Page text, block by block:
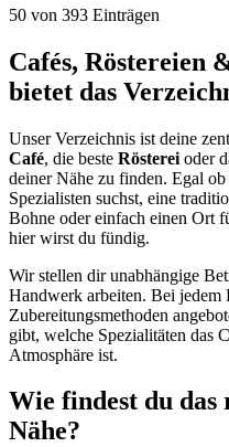
50 von 393 Einträgen
Cafés, Röstereien
bietet das
Unser Verzeichnis ist deine
Café, die beste Rösterei oder
deiner Nähe zu finden. Egal
Spezialisten suchst, eine
Bohne oder einfach einen Ort
hier wirst du fündig.
Wir stellen dir unabhängige
Handwerk arbeiten. Bei jedem
Zubereitungsmethoden
gibt, welche Spezialitäten das
Atmosphäre ist.
Wie findest du
Nähe?